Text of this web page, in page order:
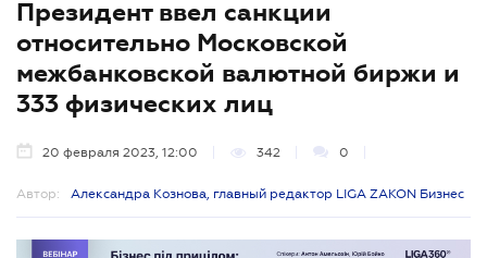
Президент ввел санкции
относительно Московской
межбанковской валютной биржи и
333 физических лиц
20 февраля 2023, 12:00 342 0
Автор: Александра Кознова, главный редактор LIGA ZAKON Бизнес